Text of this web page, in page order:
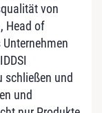
von
Head of
schließen und
und